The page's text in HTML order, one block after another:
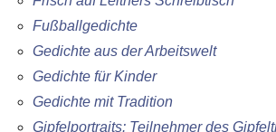
Fußballgedichte
Gedichte aus der Arbeitswelt
Gedichte für Kinder
Gedichte mit Tradition
Gipfelportraits: Teilnehmer des